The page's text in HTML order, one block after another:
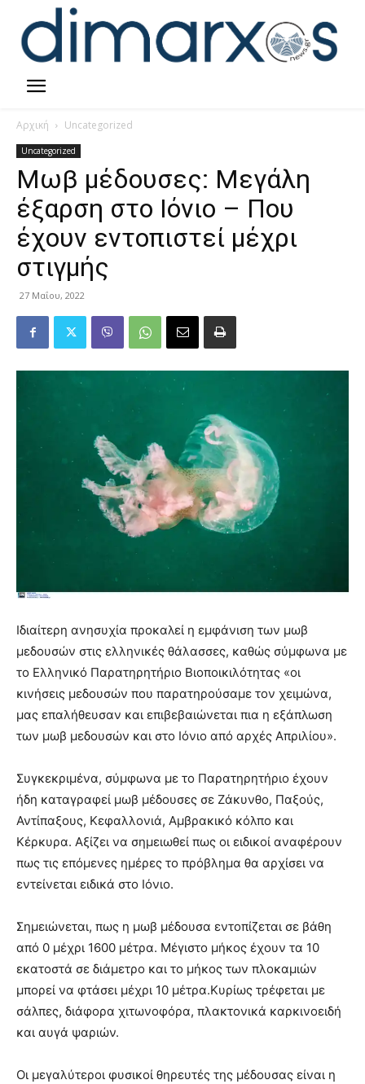
Αρχική Uncategorized
Uncategorized
Μωβ μέδουσες: Μεγάλη
έξαρση στο Ιόνιο – Που
έχουν εντοπιστεί μέχρι
στιγμής
27 Μαΐου, 2022
Ιδιαίτερη ανησυχία προκαλεί η εμφάνιση των μωβ
μεδουσών στις ελληνικές θάλασσες, καθώς σύμφωνα με
το Ελληνικό Παρατηρητήριο Βιοποικιλότητας «οι
κινήσεις μεδουσών που παρατηρούσαμε τον χειμώνα,
μας επαλήθευσαν και επιβεβαιώνεται πια η εξάπλωση
των μωβ μεδουσών και στο Ιόνιο από αρχές Απριλίου».
Συγκεκριμένα, σύμφωνα με το Παρατηρητήριο έχουν
ήδη καταγραφεί μωβ μέδουσες σε Ζάκυνθο, Παξούς,
Αντίπαξους, Κεφαλλονιά, Αμβρακικό κόλπο και
Κέρκυρα. Αξίζει να σημειωθεί πως οι ειδικοί αναφέρουν
πως τις επόμενες ημέρες το πρόβλημα θα αρχίσει να
εντείνεται ειδικά στο Ιόνιο.
Σημειώνεται, πως η μωβ μέδουσα εντοπίζεται σε βάθη
από 0 μέχρι 1600 μέτρα. Μέγιστο μήκος έχουν τα 10
εκατοστά σε διάμετρο και το μήκος των πλοκαμιών
μπορεί να φτάσει μέχρι 10 μέτρα.Κυρίως τρέφεται με
σάλπες, διάφορα χιτωνοφόρα, πλακτονικά καρκινοειδή
και αυγά ψαριών.
Οι μεγαλύτεροι φυσικοί θηρευτές της μέδουσας είναι η